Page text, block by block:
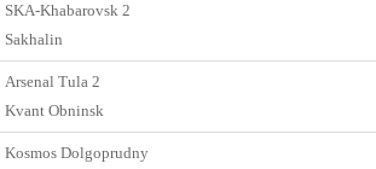
SKA-Khabarovsk 2
Sakhalin
Arsenal Tula 2
Kvant Obninsk
Kosmos Dolgoprudny